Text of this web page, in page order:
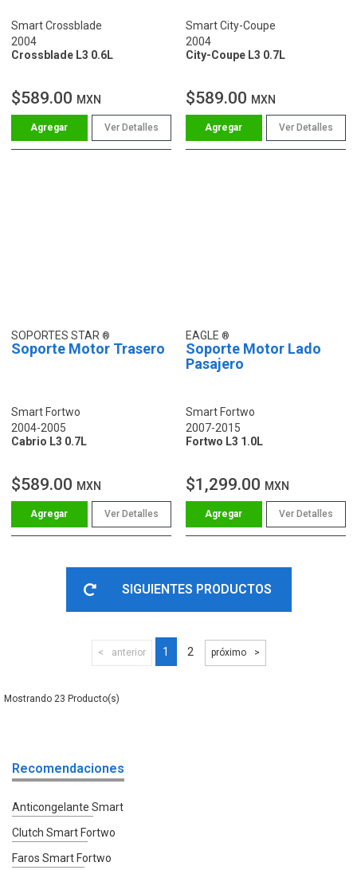
Smart Crossblade
2004
Crossblade L3 0.6L
$589.00 MXN
Ver Detalles
Smart City-Coupe
2004
City-Coupe L3 0.7L
$589.00 MXN
Ver Detalles
SOPORTES STAR
Soporte Motor Trasero
Smart Fortwo
2004-2005
Cabrio L3 0.7L
$589.00 MXN
Ver Detalles
EAGLE
Soporte Motor Lado
Pasajero
Smart Fortwo
2007-2015
Fortwo L3 1.0L
$1,299.00 MXN
Ver Detalles
SIGUIENTES PRODUCTOS
anterior 1 2 próximo
23
Recomendaciones
Anticongelante Smart
Clutch Smart Fortwo
Faros Smart Fortwo